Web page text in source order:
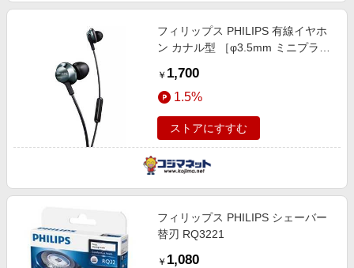
フィリップス PHILIPS 有線イヤホ
ン カナル型 ［φ3.5mm ミニプラ
￥ 1,700
1.5%
ストアにすすむ
フィリップス PHILIPS シェーバー
替刃 RQ3221
￥ 1,080